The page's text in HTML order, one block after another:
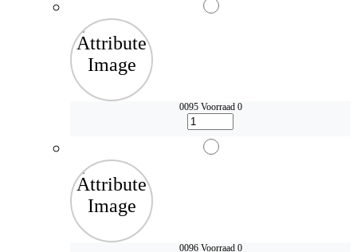
0095 Voorraad 0
0096 Voorraad 0